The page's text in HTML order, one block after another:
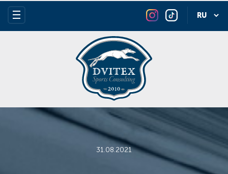
31.08.2021